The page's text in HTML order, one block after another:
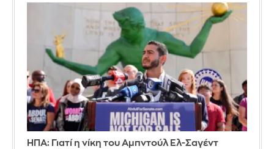
ΗΠΑ: Γιατί η νίκη του Αμπντούλ Ελ-Σαγέντ